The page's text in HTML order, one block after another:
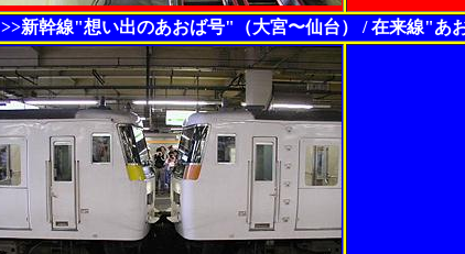
>>新幹線"想い出のあおば号"（大宮〜仙台） / 在来線"あ